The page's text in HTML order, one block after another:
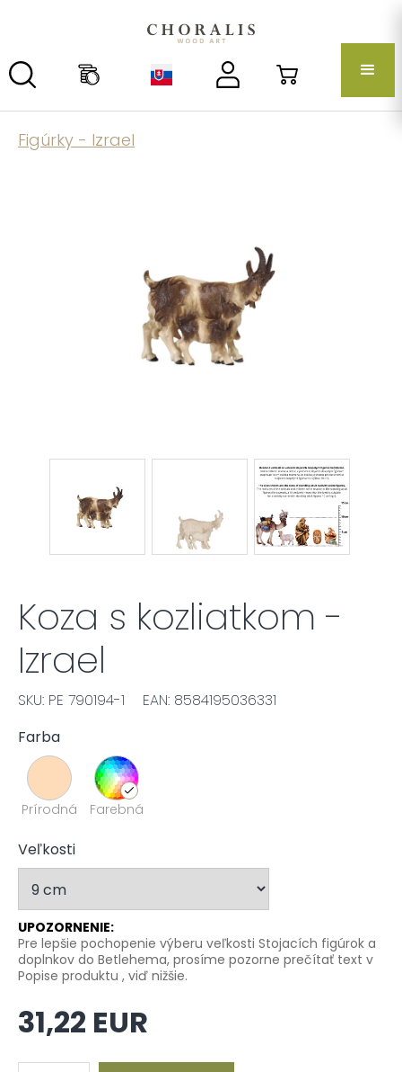
Figúrky - Izrael
Koza s kozliatkom -
Izrael
SKU: PE 790194-1
EAN: 8584195036331
Farba
Prírodná Farebná
Veľkosti
UPOZORNENIE:
Pre lepšie pochopenie výberu veľkosti Stojacích figúrok a
doplnkov do Betlehema, prosíme pozorne prečítať text v
Popise produktu , viď nižšie.
31,22 EUR